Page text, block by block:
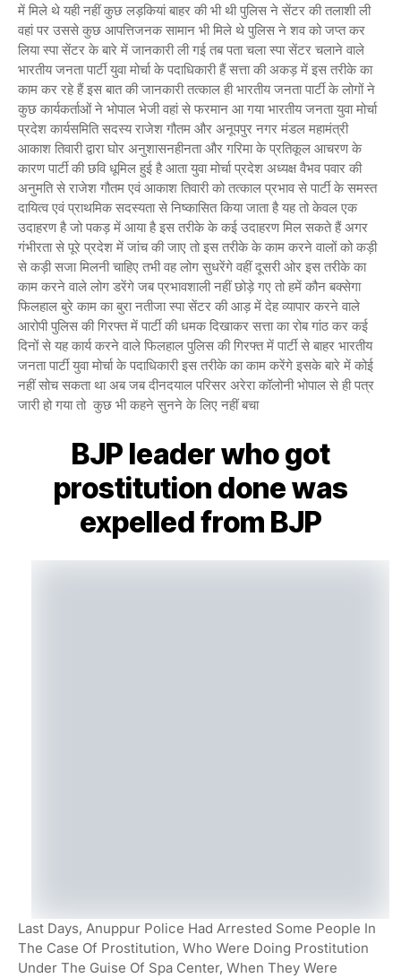
में मिले थे यही नहीं कुछ लड़कियां बाहर की भी थी पुलिस ने सेंटर की तलाशी ली
वहां पर उससे कुछ आपत्तिजनक सामान भी मिले थे पुलिस ने शव को जप्त कर
लिया स्पा सेंटर के बारे में जानकारी ली गई तब पता चला स्पा सेंटर चलाने वाले
भारतीय जनता पार्टी युवा मोर्चा के पदाधिकारी हैं सत्ता की अकड़ में इस तरीके का
काम कर रहे हैं इस बात की जानकारी तत्काल ही भारतीय जनता पार्टी के लोगों ने
कुछ कार्यकर्ताओं ने भोपाल भेजी वहां से फरमान आ गया भारतीय जनता युवा मोर्चा
प्रदेश कार्यसमिति सदस्य राजेश गौतम और अनूपपुर नगर मंडल महामंत्री
आकाश तिवारी द्वारा घोर अनुशासनहीनता और गरिमा के प्रतिकूल आचरण के
कारण पार्टी की छवि धूमिल हुई है आता युवा मोर्चा प्रदेश अध्यक्ष वैभव पवार की
अनुमति से राजेश गौतम एवं आकाश तिवारी को तत्काल प्रभाव से पार्टी के समस्त
दायित्व एवं प्राथमिक सदस्यता से निष्कासित किया जाता है यह तो केवल एक
उदाहरण है जो पकड़ में आया है इस तरीके के कई उदाहरण मिल सकते हैं अगर
गंभीरता से पूरे प्रदेश में जांच की जाए तो इस तरीके के काम करने वालों को कड़ी
से कड़ी सजा मिलनी चाहिए तभी वह लोग सुधरेंगे वहीं दूसरी ओर इस तरीके का
काम करने वाले लोग डरेंगे जब प्रभावशाली नहीं छोड़े गए तो हमें कौन बक्सेगा
फिलहाल बुरे काम का बुरा नतीजा स्पा सेंटर की आड़ में देह व्यापार करने वाले
आरोपी पुलिस की गिरफ्त में पार्टी की धमक दिखाकर सत्ता का रोब गांठ कर कई
दिनों से यह कार्य करने वाले फिलहाल पुलिस की गिरफ्त में पार्टी से बाहर भारतीय
जनता पार्टी युवा मोर्चा के पदाधिकारी इस तरीके का काम करेंगे इसके बारे में कोई
नहीं सोच सकता था अब जब दीनदयाल परिसर अरेरा कॉलोनी भोपाल से ही पत्र
जारी हो गया तो कुछ भी कहने सुनने के लिए नहीं बचा
BJP leader who got
prostitution done was
expelled from BJP
Last Days, Anuppur Police Had Arrested Some People In
The Case Of Prostitution, Who Were Doing Prostitution
Under The Guise Of Spa Center, When They Were